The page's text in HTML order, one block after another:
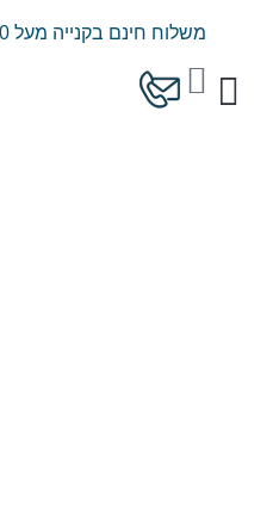
משלוח חינם בקנייה מעל 300 ש"ח עד 7 ימי עסקים!
עגלת
קניות